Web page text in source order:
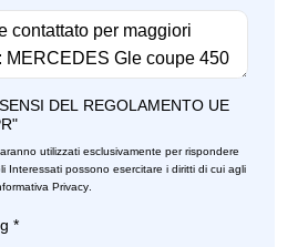
DEL REGOLAMENTO UE
utilizzati esclusivamente per rispondere
Interessati possono esercitare i diritti di cui agli
Privacy.
*